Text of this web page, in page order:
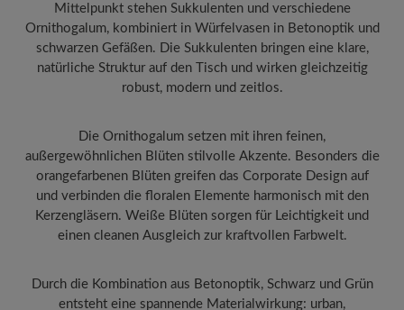
Mittelpunkt stehen Sukkulenten und verschiedene
Ornithogalum, kombiniert in Würfelvasen in Betonoptik und
schwarzen Gefäßen. Die Sukkulenten bringen eine klare,
natürliche Struktur auf den Tisch und wirken gleichzeitig
robust, modern und zeitlos.
Die Ornithogalum setzen mit ihren feinen,
außergewöhnlichen Blüten stilvolle Akzente. Besonders die
orangefarbenen Blüten greifen das Corporate Design auf
und verbinden die floralen Elemente harmonisch mit den
Kerzengläsern. Weiße Blüten sorgen für Leichtigkeit und
einen cleanen Ausgleich zur kraftvollen Farbwelt.
Durch die Kombination aus Betonoptik, Schwarz und Grün
entsteht eine spannende Materialwirkung: urban,